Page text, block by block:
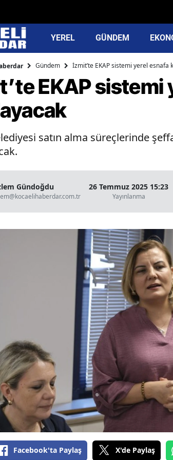
YEREL GÜNDEM
Gündem İzmit’te EKAP sistemi yerel esnafa
EKAP sistemi
satın alma süreçlerinde
Gündoğdu 26 Temmuz 2025 15:23
Yayınlanma
Facebook'ta Paylaş X'de Paylaş